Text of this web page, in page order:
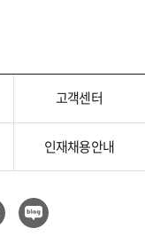
고객센터
인재채용안내